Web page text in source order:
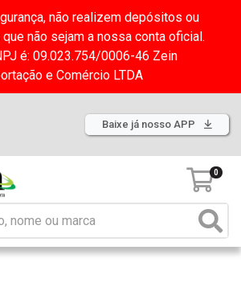
não realizem depósitos ou
não sejam a nossa conta oficial.
é: 09.023.754/0006-46 Zein
e Comércio LTDA
Baixe já nosso APP
0